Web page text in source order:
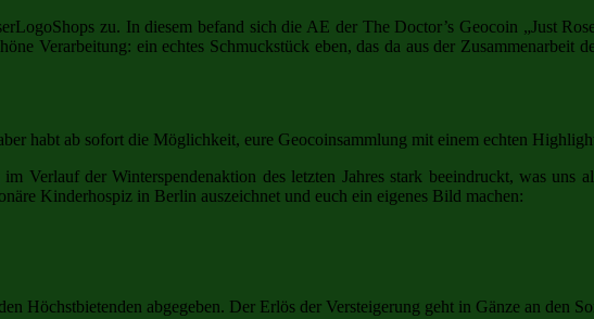
zu. In diesem befand sich die AE der The Doctor’s Geocoin „Just
Verarbeitung: ein echtes Schmuckstück eben, das da aus der Zusammenarbeit
habt ab sofort die Möglichkeit, eure Geocoinsammlung mit einem echten
im Verlauf der Winterspendenaktion des letzten Jahres stark beeindruckt, was uns
Kinderhospiz in Berlin auszeichnet und euch ein eigenes Bild machen:
Höchstbietenden abgegeben. Der Erlös der Versteigerung geht in Gänze an den